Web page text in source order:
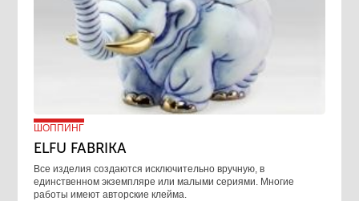
ШОППИНГ
ELFU FABRIKA
Все изделия создаются исключительно вручную, в
единственном экземпляре или малыми сериями. Многие
работы имеют авторские клейма.